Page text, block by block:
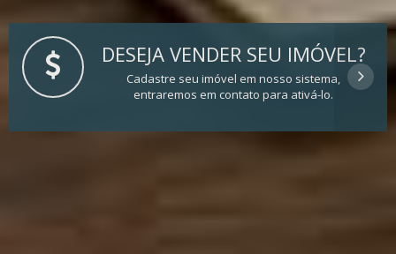
DESEJA VENDER SEU IMÓVEL?
Cadastre seu imóvel em nosso sistema,
entraremos em contato para ativá-lo.